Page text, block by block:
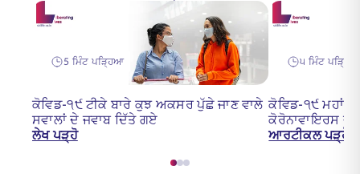
5 ਮਿੰਟ ਪੜ੍ਹਿਆ
ਕੋਵਿਡ-੧੯ ਟੀਕੇ ਬਾਰੇ ਕੁਝ ਅਕਸਰ ਪੁੱਛੇ ਜਾਣ ਵਾਲੇ
ਸਵਾਲਾਂ ਦੇ ਜਵਾਬ ਦਿੱਤੇ ਗਏ
ਲੇਖ ਪੜ੍ਹੋ
੫ ਮਿੰਟ ਪੜ੍ਹਿਆ
ਕੋਵਿਡ-੧੯
ਕੋਰੋਨਾਵਾਇਰਸ ਦਾ
ਆਰਟੀਕਲ ਪੜ੍ਹੋ